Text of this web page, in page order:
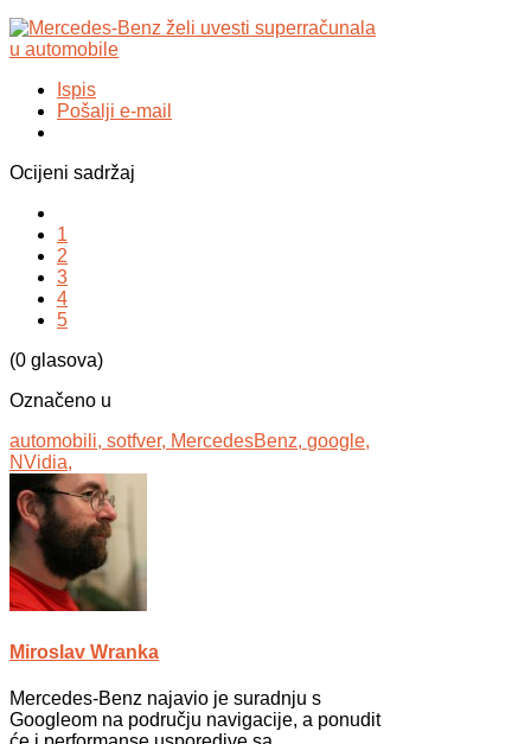
Ispis
Pošalji e-mail
Ocijeni sadržaj
1
2
3
4
5
(0 glasova)
Označeno u
automobili, sotfver, MercedesBenz, google,
NVidia,
Miroslav Wranka
Mercedes-Benz najavio je suradnju s
Googleom na području navigacije, a ponudit